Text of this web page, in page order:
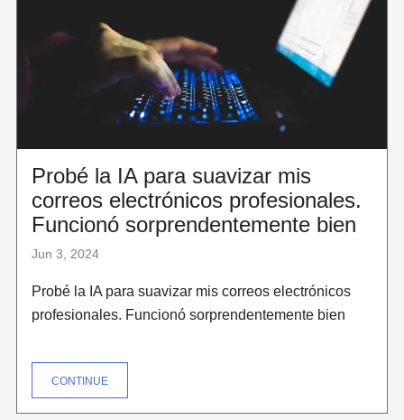
Probé la IA para suavizar mis
correos electrónicos profesionales.
Funcionó sorprendentemente bien
Jun 3, 2024
Probé la IA para suavizar mis correos electrónicos
profesionales. Funcionó sorprendentemente bien
CONTINUE"PROBÉ
IA
PARA